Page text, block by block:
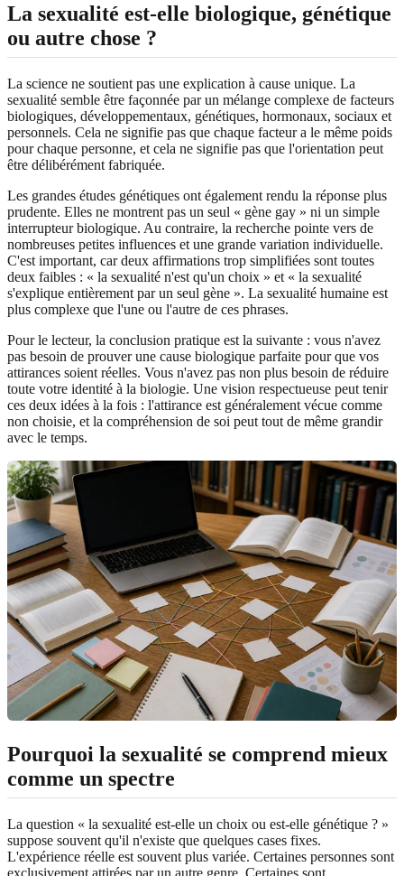
La sexualité est-elle biologique, génétique
ou autre chose ?
La science ne soutient pas une explication à cause unique. La
sexualité semble être façonnée par un mélange complexe de facteurs
biologiques, développementaux, génétiques, hormonaux, sociaux et
personnels. Cela ne signifie pas que chaque facteur a le même poids
pour chaque personne, et cela ne signifie pas que l'orientation peut
être délibérément fabriquée.
Les grandes études génétiques ont également rendu la réponse plus
prudente. Elles ne montrent pas un seul « gène gay » ni un simple
interrupteur biologique. Au contraire, la recherche pointe vers de
nombreuses petites influences et une grande variation individuelle.
C'est important, car deux affirmations trop simplifiées sont toutes
deux faibles : « la sexualité n'est qu'un choix » et « la sexualité
s'explique entièrement par un seul gène ». La sexualité humaine est
plus complexe que l'une ou l'autre de ces phrases.
Pour le lecteur, la conclusion pratique est la suivante : vous n'avez
pas besoin de prouver une cause biologique parfaite pour que vos
attirances soient réelles. Vous n'avez pas non plus besoin de réduire
toute votre identité à la biologie. Une vision respectueuse peut tenir
ces deux idées à la fois : l'attirance est généralement vécue comme
non choisie, et la compréhension de soi peut tout de même grandir
avec le temps.
Pourquoi la sexualité se comprend mieux
comme un spectre
La question « la sexualité est-elle un choix ou est-elle génétique ? »
suppose souvent qu'il n'existe que quelques cases fixes.
L'expérience réelle est souvent plus variée. Certaines personnes sont
exclusivement attirées par un autre genre. Certaines sont